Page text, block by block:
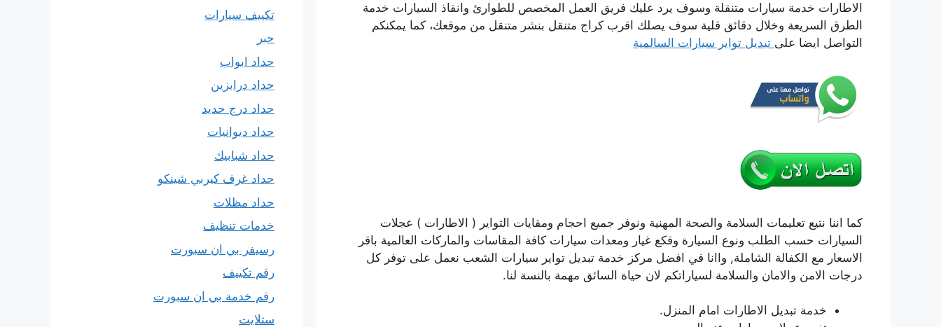
الاطارات خدمة سيارات متنقلة وسوف يرد عليك فريق العمل المخصص للطوارئ وانقاذ السيارات خدمة
الطرق السريعة وخلال دقائق قلية سوف يصلك اقرب كراج متنقل بنشر متنقل من موقعك، كما يمكنكم
التواصل ايضا على تبديل تواير سيارات السالمية
كما اننا نتيع تعليمات السلامة والصحة المهنية ونوفر جميع احجام ومقايات التواير ( الاطارات ) عجلات
السيارات حسب الطلب ونوع السيارة وقكع غيار ومعدات سيارات كافة المقاسات والماركات العالمية باقر
الاسعار مع الكفالة الشاملة, واانا في افضل مركز خدمة تبديل تواير سيارات الشعب نعمل على توفر كل
درجات الامن والامان والسلامة لسياراتكم لان حياة السائق مهمة بالنسة لنا.
خدمة تبديل الاطارات امام المنزل.
تكييف سيارات
حبر
حداد ابواب
حداد درابزين
حداد درج حديد
حداد ديوانيات
حداد شبابيك
حداد غرف كيربي شينكو
حداد مظلات
خدمات تنظيف
رسيفر بي ان سبورت
رقم تكييف
رقم خدمة بي ان سبورت
ستلايت